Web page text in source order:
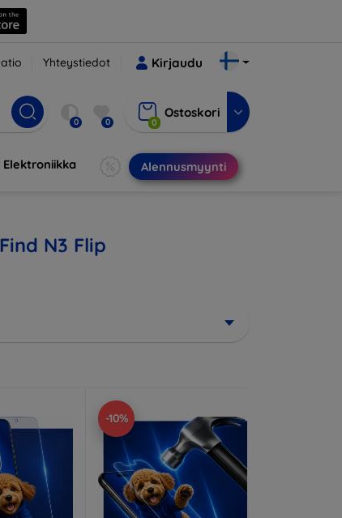
Yhteystiedot Kirjaudu
0 0 0
Ostoskori
Elektroniikka Alennusmyynti
N3 Flip
-10%